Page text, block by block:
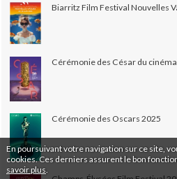
En poursuivant votre navigation sur ce site,
cookies. Ces derniers assurent le bon
savoir plus
Biarritz Film Festival Nouvelles
Cérémonie des César du
Cérémonie des Oscars 2025